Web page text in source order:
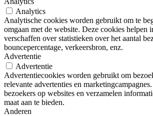
Analytics
Analytische cookies worden gebruikt om te
omgaan met de website. Deze cookies helpen
verschaffen over statistieken over het aantal
bouncepercentage, verkeersbron, enz.
Advertentie
Advertentie
Advertentiecookies worden gebruikt om
relevante advertenties en
bezoekers op websites en verzamelen
maat aan te bieden.
Anderen